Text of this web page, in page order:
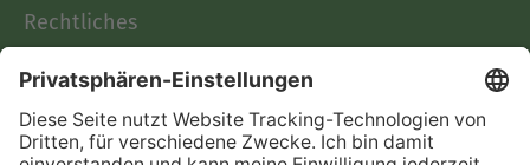
Rechtliches
AGB
Informationen nach Data
Act